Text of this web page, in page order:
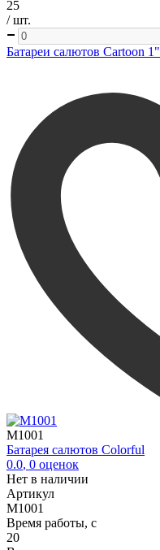
25
/ шт.
Батареи салютов Cartoon 1"
M1001
Батарея салютов Colorful
0.0, 0 оценок
Нет в наличии
Артикул
M1001
Время работы, с
20